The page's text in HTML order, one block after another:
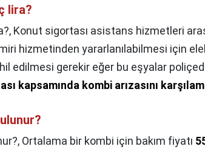
lira?
Konut sigortası asistans hizmetleri
hizmetinden yararlanılabilmesi için
edilmesi gerekir eğer bu eşyalar
kapsamında kombi arızasını
Ortalama bir kombi için bakım fiyatı